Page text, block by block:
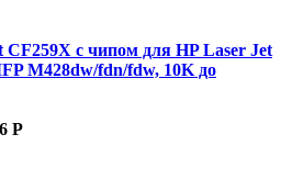
с чипом для HP Laser Jet
M428dw/fdn/fdw, 10K до
Р